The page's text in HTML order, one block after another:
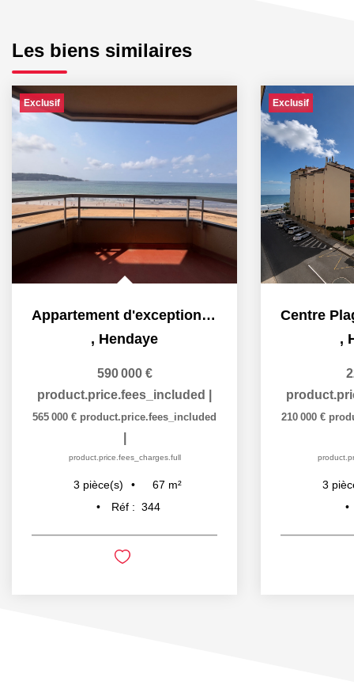
Les biens similaires
Exclusif
Appartement d'exception en front de mer
, Hendaye
590 000 €
product.price.fees_included
565 000 € product.price.fees_included
product.price.fees_charges.full
3 pièce(s) 67 m²
Réf : 344
Exclusif
,
210 000 €
3